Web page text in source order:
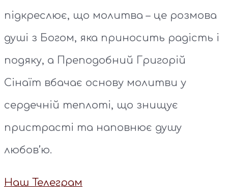
підкреслює, що молитва – це розмова
душі з Богом, яка приносить радість і
подяку, а Преподобний Григорій
Сінаїт вбачає основу молитви у
сердечній теплоті, що знищує
пристрасті та наповнює душу
любов’ю.
Наш Телеграм